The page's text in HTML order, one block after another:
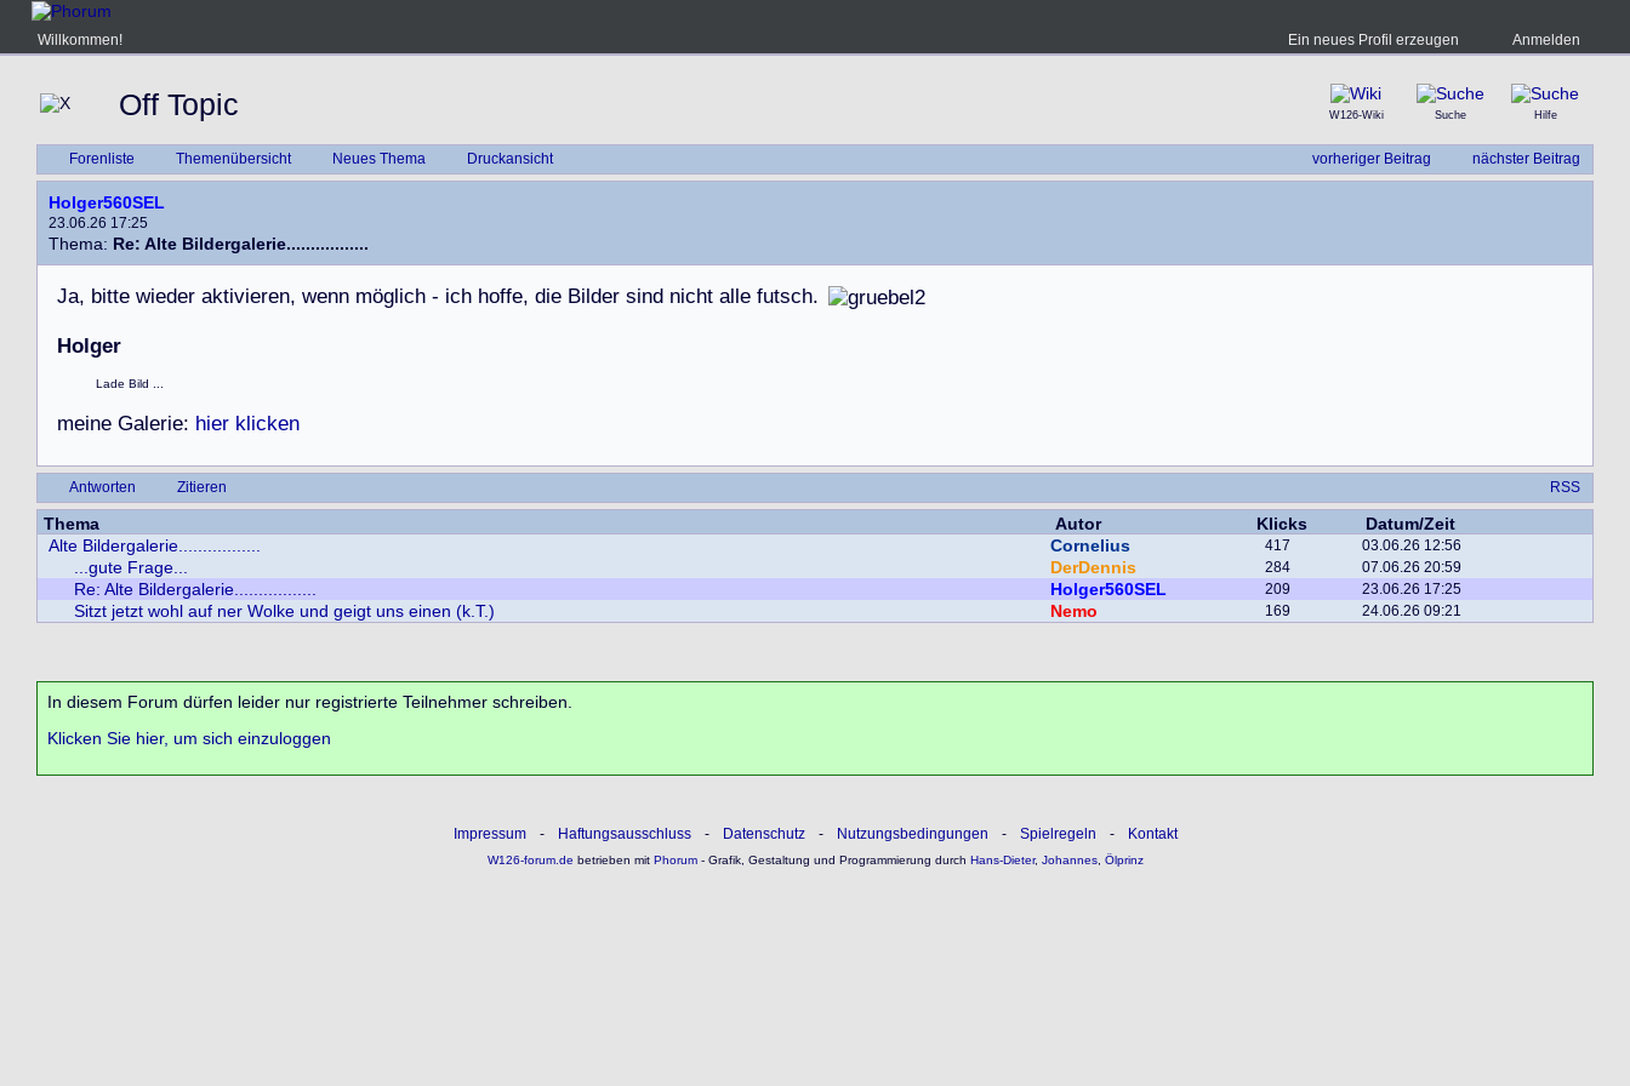
Willkommen! Ein neues Profil erzeugen Anmelden
Off Topic W126-Wiki Suche Hilfe
vorheriger Beitrag nächster Beitrag
Forenliste Themenübersicht Neues Thema Druckansicht
Holger560SEL
23.06.26 17:25
Thema: Re: Alte Bildergalerie.................
Ja, bitte wieder aktivieren, wenn möglich - ich hoffe, die Bilder sind nicht alle futsch.
Holger
Lade Bild ...
meine Galerie: hier klicken
Antworten Zitieren RSS
Thema Autor Klicks
Datum/Zeit
Alte Bildergalerie.................
Cornelius 417 03.06.26 12:56
...gute Frage... DerDennis 284 07.06.26 20:59
Re: Alte Bildergalerie................. Holger560SEL 209 23.06.26 17:25
Sitzt jetzt wohl auf ner Wolke und geigt uns einen (k.T.) Nemo 169 24.06.26 09:21
In diesem Forum dürfen leider nur registrierte Teilnehmer schreiben.
Klicken Sie hier, um sich einzuloggen
Impressum - Haftungsausschluss - Datenschutz - Nutzungsbedingungen - Spielregeln - Kontakt
W126-forum.de betrieben mitPhorum- Grafik, Gestaltung und Programmierung durch Hans-Dieter, Johannes, Ölprinz